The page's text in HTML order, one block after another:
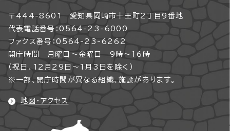
〒444-8601 愛知県岡崎市十王町2丁目9番地
代表電話番号：0564-23-6000
ファクス番号：0564-23-6262
開庁時間 月曜日～金曜日 9時～16時
（祝日、12月29日～1月3日を除く）
※一部、開庁時間が異なる組織、施設があります。
地図・アクセス